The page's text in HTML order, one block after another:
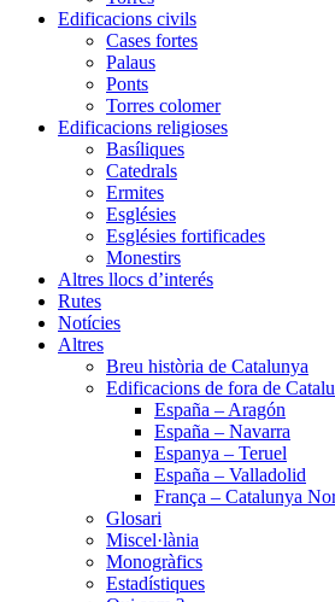
Edificacions civils
Cases fortes
Palaus
Ponts
Torres colomer
Edificacions religioses
Basíliques
Catedrals
Ermites
Esglésies
Esglésies fortificades
Monestirs
Altres llocs d’interés
Rutes
Notícies
Altres
Breu història de Catalunya
Edificacions de fora de
España – Aragón
España – Navarra
Espanya – Teruel
España – Valladolid
França – Catalunya
Glosari
Miscel·lània
Monogràfics
Estadístiques